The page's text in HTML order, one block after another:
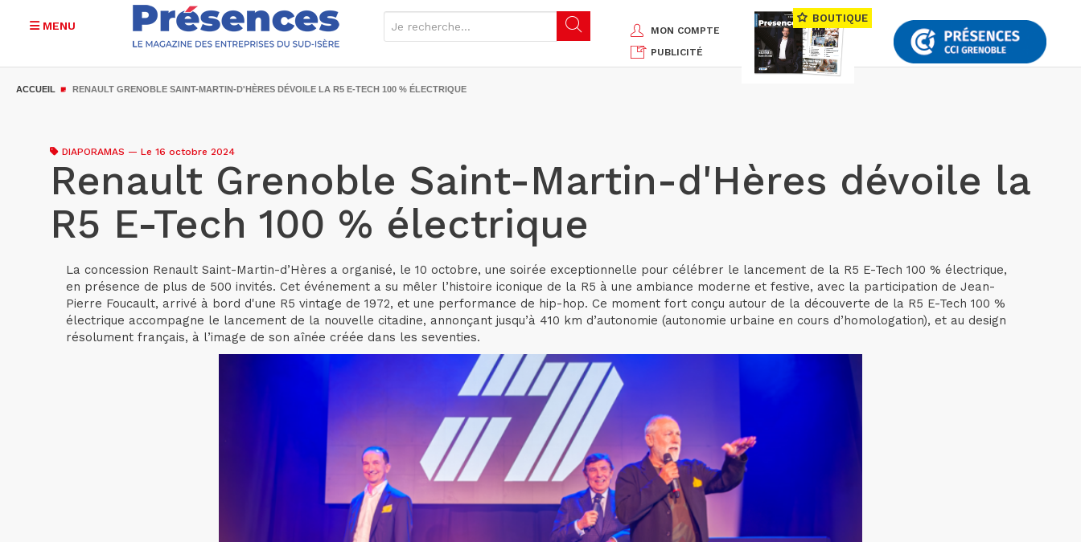
MENU
MON COMPTE
PUBLICITÉ
BOUTIQUE
ACCUEIL RENAULT GRENOBLE SAINT-MARTIN-D'HÈRES DÉVOILE LA R5 E-TECH 100 % ÉLECTRIQUE
DIAPORAMAS — Le 16 octobre 2024
Renault Grenoble Saint-Martin-d'Hères dévoile la
R5 E-Tech 100 % électrique
La concession Renault Saint-Martin-d’Hères a organisé, le 10 octobre, une soirée exceptionnelle pour célébrer le lancement de la R5 E-Tech 100 % électrique,
en présence de plus de 500 invités. Cet événement a su mêler l’histoire iconique de la R5 à une ambiance moderne et festive, avec la participation de Jean-
Pierre Foucault, arrivé à bord d'une R5 vintage de 1972, et une performance de hip-hop. Ce moment fort conçu autour de la découverte de la R5 E-Tech 100 %
électrique accompagne le lancement de la nouvelle citadine, annonçant jusqu’à 410 km d’autonomie (autonomie urbaine en cours d’homologation), et au design
résolument français, à l’image de son aînée créée dans les seventies.